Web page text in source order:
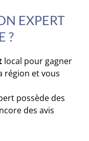
EXPERT
?
local pour gagner
région et vous
possède des
des avis